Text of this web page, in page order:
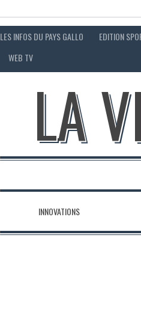
LES INFOS DU PAYS GALLO EDITION
WEB TV
LA
INNOVATIONS